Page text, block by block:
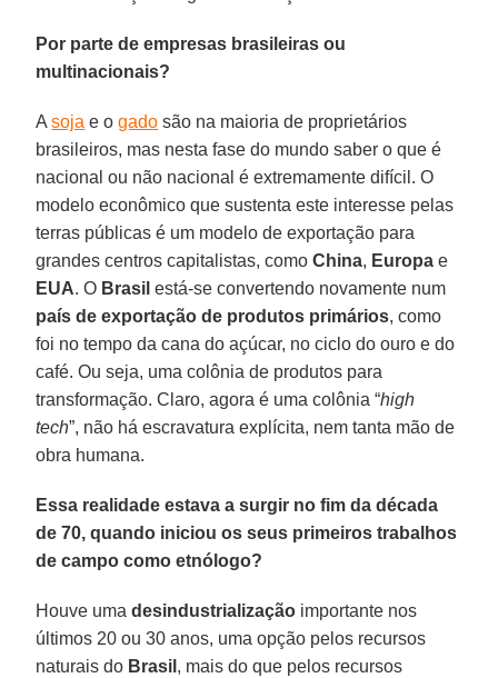
Por parte de empresas brasileiras ou
multinacionais?
Asoja e ogado são na maioria de proprietários
brasileiros, mas nesta fase do mundo saber o que é
nacional ou não nacional é extremamente difícil. O
modelo econômico que sustenta este interesse pelas
terras públicas é um modelo de exportação para
grandes centros capitalistas, comoChina, Europa e
EUA. O Brasil está-se convertendo novamente num
país de exportação de produtos primários, como
foi no tempo da cana do açúcar, no ciclo do ouro e do
café. Ou seja, uma colônia de produtos para
transformação. Claro, agora é uma colônia “high
tech”, não há escravatura explícita, nem tanta mão de
obra humana.
Essa realidade estava a surgir no fim da década
de 70, quando iniciou os seus primeiros trabalhos
de campo como etnólogo?
Houve umadesindustrialização importante nos
últimos 20 ou 30 anos, uma opção pelos recursos
naturais do Brasil , mais do que pelos recursos